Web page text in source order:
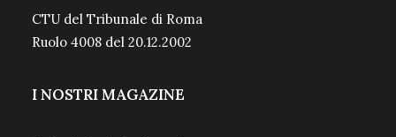
CTU del Tribunale di Roma
Ruolo 4008 del 20.12.2002
I NOSTRI MAGAZINE